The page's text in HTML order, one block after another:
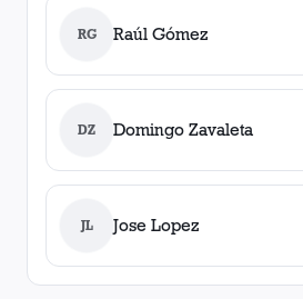
RG Raúl Gómez
DZ Domingo Zavaleta
JL Jose Lopez